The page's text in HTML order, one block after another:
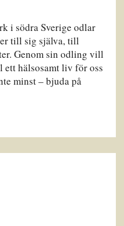
i södra Sverige odlar
till sig själva, till
Genom sin odling vill
hälsosamt liv för oss
minst – bjuda på